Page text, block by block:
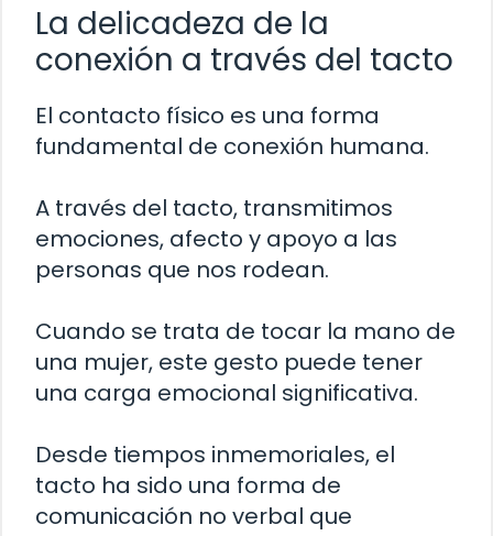
La delicadeza de la
conexión a través del tacto
El contacto físico es una forma
fundamental de conexión humana.
A través del tacto, transmitimos
emociones, afecto y apoyo a las
personas que nos rodean.
Cuando se trata de tocar la mano de
una mujer, este gesto puede tener
una carga emocional significativa.
Desde tiempos inmemoriales, el
tacto ha sido una forma de
comunicación no verbal que